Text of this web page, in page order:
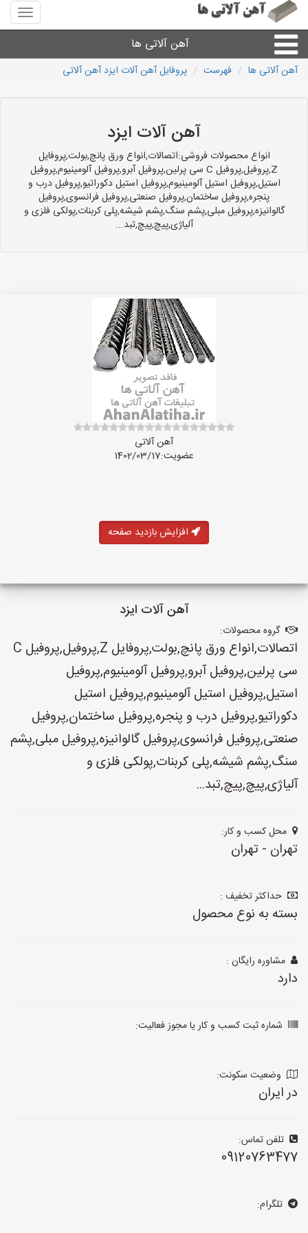
منوی
سایت
آلاتی
آهن آلاتی ها
ورق
لوله و اتصالات
سایر آهن آلات
آهن آلاتی ها فهرست پروفایل آهن آلات ایزد آهن آلاتی
آهن آلات ایزد
انواع محصولات فروشی:اتصالات,انواع ورق پانچ,بولت,پروفایل
Z,پروفیل,پروفیل C سی پرلین,پروفیل آبرو,پروفیل آلومینیوم,پروفیل
استیل,پروفیل استیل آلومینیوم,پروفیل استیل دکوراتیو,پروفیل درب و
پنجره,پروفیل ساختمان,پروفیل صنعتی,پروفیل فرانسوی,پروفیل
گالوانیزه,پروفیل مبلی,پشم سنگ,پشم شیشه,پلی کربنات,پولکی فلزی و
آلیاژی,پیچ,پیچ,تبد...
آهن آلاتی
عضویت:1402/03/17
افزایش بازدید صفحه
آهن آلات ایزد
گروه محصولات:
اتصالات,انواع ورق پانچ,بولت,پروفایل Z,پروفیل,پروفیل C
سی پرلین,پروفیل آبرو,پروفیل آلومینیوم,پروفیل
استیل,پروفیل استیل آلومینیوم,پروفیل استیل
دکوراتیو,پروفیل درب و پنجره,پروفیل ساختمان,پروفیل
صنعتی,پروفیل فرانسوی,پروفیل گالوانیزه,پروفیل مبلی,پشم
سنگ,پشم شیشه,پلی کربنات,پولکی فلزی و
آلیاژی,پیچ,پیچ,تبد...
محل کسب و کار:
تهران - تهران
حداکثر تخفیف :
بسته به نوع محصول
مشاوره رایگان :
دارد
شماره ثبت کسب و کار یا مجوز فعالیت:
وضعیت سکونت:
در ایران
تلفن تماس:
09120763477
تلگرام: